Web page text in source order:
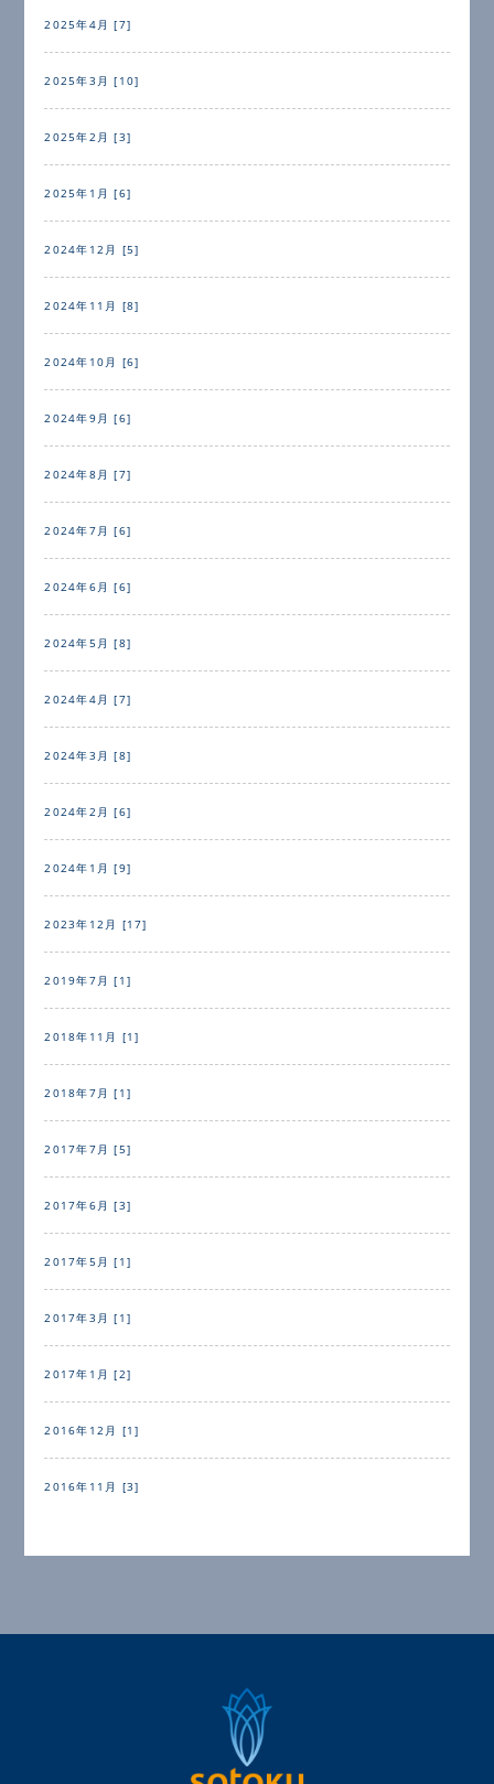
2025年4月 [7]
2025年3月 [10]
2025年2月 [3]
2025年1月 [6]
2024年12月 [5]
2024年11月 [8]
2024年10月 [6]
2024年9月 [6]
2024年8月 [7]
2024年7月 [6]
2024年6月 [6]
2024年5月 [8]
2024年4月 [7]
2024年3月 [8]
2024年2月 [6]
2024年1月 [9]
2023年12月 [17]
2019年7月 [1]
2018年11月 [1]
2018年7月 [1]
2017年7月 [5]
2017年6月 [3]
2017年5月 [1]
2017年3月 [1]
2017年1月 [2]
2016年12月 [1]
2016年11月 [3]